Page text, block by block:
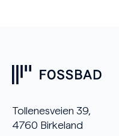
Tollenesveien 39,
4760 Birkeland